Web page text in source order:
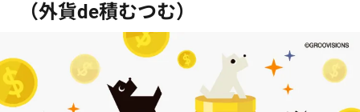
（外貨de積むつむ）